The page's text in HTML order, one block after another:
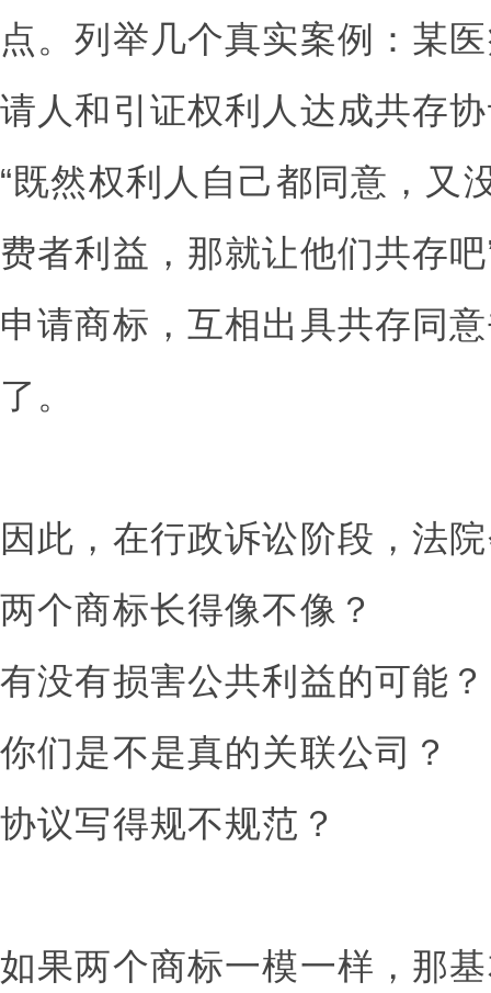
点。列举几个真实案例：某
请人和引证权利人达成共存
“既然权利人自己都同意，又
费者利益，那就让他们共存
申请商标，互相出具共存同
了。
因此，在行政诉讼阶段，法
两个商标长得像不像？
有没有损害公共利益的可能？
你们是不是真的关联公司？
协议写得规不规范？
如果两个商标一模一样，那